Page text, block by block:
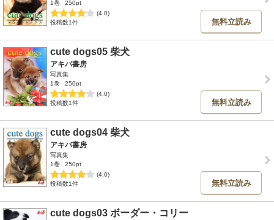
1巻
250pt
(4.0)
投稿数1件
無料立読み
cute dogs05 柴犬
アキバ書房
写真集
1巻
250pt
(4.0)
投稿数1件
無料立読み
cute dogs04 柴犬
アキバ書房
写真集
1巻
250pt
(4.0)
投稿数1件
無料立読み
cute dogs03 ボーダー・コリー